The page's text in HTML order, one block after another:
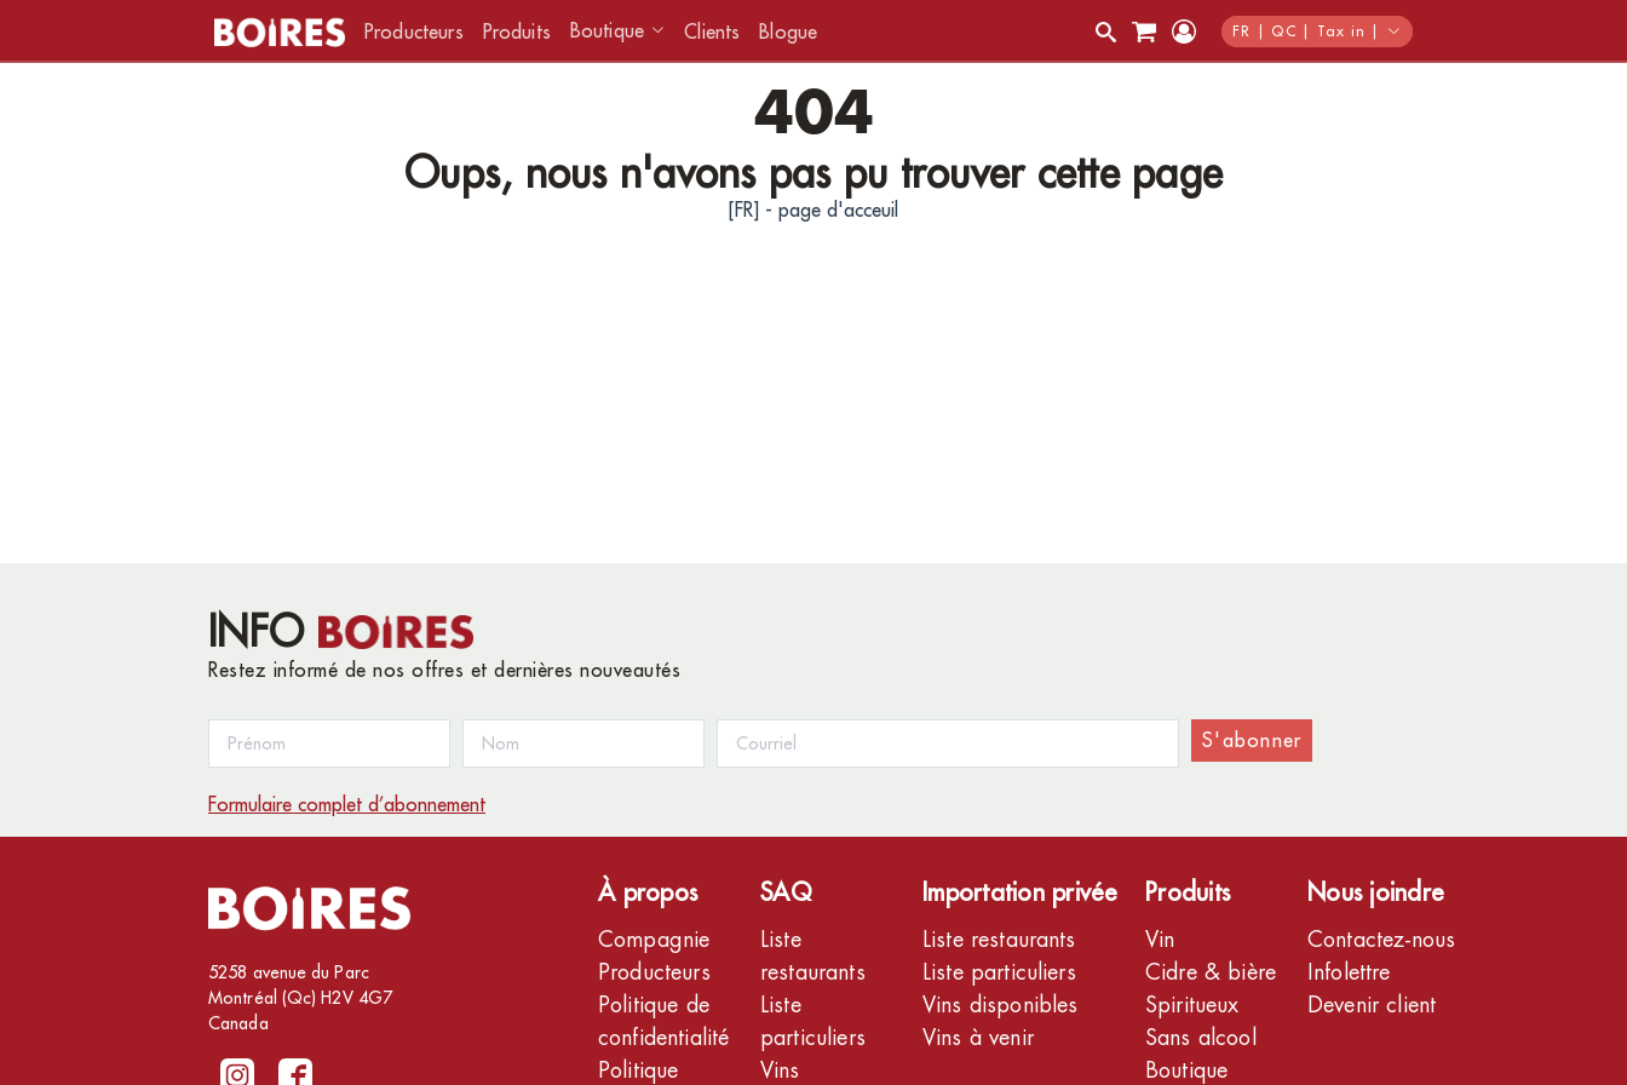
Producteurs Produits Boutique Clients Blogue FR | QC | Tax in |
404
Oups, nous n'avons pas pu trouver cette page
[FR] - page d'acceuil
INFO
Restez informé de nos offres et dernières nouveautés
S'abonner
Formulaire complet d’abonnement
5258 avenue du Parc
Montréal (Qc) H2V 4G7
Canada
À propos
Compagnie
Producteurs
Politique de
confidentialité
Politique
SAQ
Liste
restaurants
Liste
particuliers
Vins
Importation privée
Liste restaurants
Liste particuliers
Vins disponibles
Vins à venir
Produits
Vin
Cidre & bière
Spiritueux
Sans alcool
Boutique
Nous joindre
Contactez-nous
Infolettre
Devenir client